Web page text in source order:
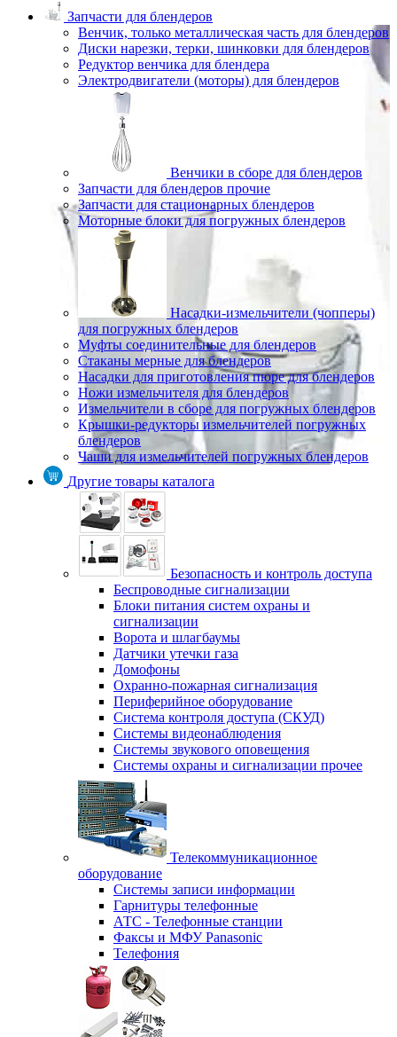
Запчасти для блендеров
Венчик, только металлическая часть для блендеров
Диски нарезки, терки, шинковки для блендеров
Редуктор венчика для блендера
Электродвигатели (моторы) для блендеров
Венчики в сборе для блендеров
Запчасти для блендеров прочие
Запчасти для стационарных блендеров
Моторные блоки для погружных блендеров
Насадки-измельчители (чопперы)
для погружных блендеров
Муфты соединительные для блендеров
Стаканы мерные для блендеров
Насадки для приготовления пюре для блендеров
Ножи измельчителя для блендеров
Измельчители в сборе для погружных блендеров
Крышки-редукторы измельчителей погружных
блендеров
Чаши для измельчителей погружных блендеров
Другие товары каталога
Безопасность и контроль доступа
Беспроводные сигнализации
Блоки питания систем охраны и
сигнализации
Ворота и шлагбаумы
Датчики утечки газа
Домофоны
Охранно-пожарная сигнализация
Периферийное оборудование
Система контроля доступа (СКУД)
Системы видеонаблюдения
Системы звукового оповещения
Системы охраны и сигнализации прочее
Телекоммуникационное
оборудование
Системы записи информации
Гарнитуры телефонные
АТС - Телефонные станции
Факсы и МФУ Panasonic
Телефония